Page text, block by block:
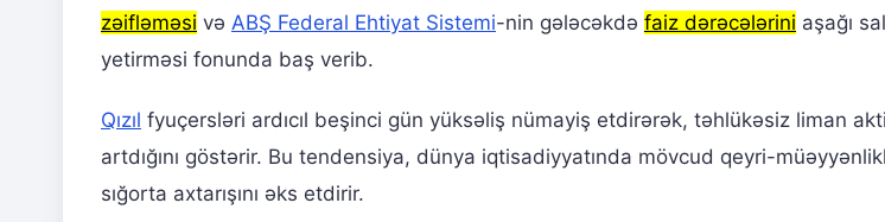
zəifləməsi və ABŞ Federal Ehtiyat Sistemi-nin gələcəkdə faiz dərəcələrini aşağı
yetirməsi fonunda baş verib.
Qızıl fyuçersləri ardıcıl beşinci gün yüksəliş nümayiş etdirərək, təhlükəsiz liman
artdığını göstərir. Bu tendensiya, dünya iqtisadiyyatında mövcud qeyri-
sığorta axtarışını əks etdirir.